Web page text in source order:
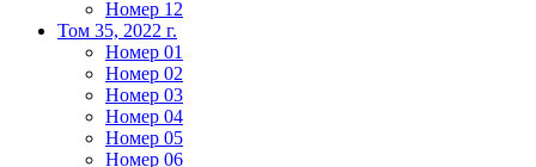
Номер 12
Том 35, 2022 г.
Номер 01
Номер 02
Номер 03
Номер 04
Номер 05
Номер 06